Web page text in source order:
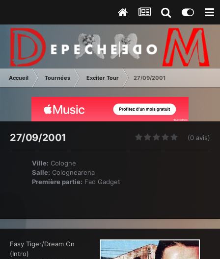
Accueil Tournées Exciter Tour 27/09/2001
27/09/2001 (0 avis)
Ville: Cologne
Salle: Colognearena
Première partie: Fad Gadget
Easy Tiger/Dream On
(Intro)